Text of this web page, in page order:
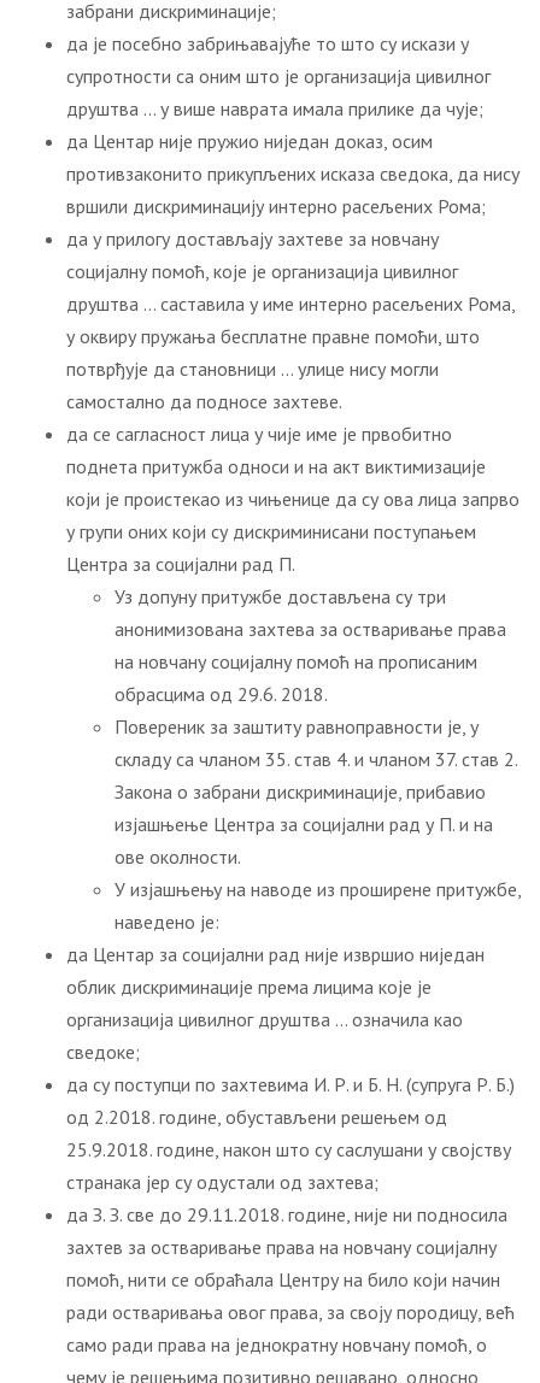
забрани дискриминације;
да је посебно забрињавајуће то што су искази у
супротности са оним што је организација цивилног
друштва … у више наврата имала прилике да чује;
да Центар није пружио ниједан доказ, осим
противзаконито прикупљених исказа сведока, да нису
вршили дискриминацију интерно расељених Рома;
да у прилогу достављају захтеве за новчану
социјалну помоћ, које је организација цивилног
друштва … саставила у име интерно расељених Рома,
у оквиру пружања бесплатне правне помоћи, што
потврђује да становници … улице нису могли
самостално да подносе захтеве.
да се сагласност лица у чије име је првобитно
поднета притужба односи и на акт виктимизације
који је проистекао из чињенице да су ова лица запрво
у групи оних који су дискриминисани поступањем
Центра за социјални рад П.
Уз допуну притужбе достављена су три
анонимизована захтева за остваривање права
на новчану социјалну помоћ на прописаним
обрасцима од 29.6. 2018.
Повереник за заштиту равноправности је, у
складу са чланом 35. став 4. и чланом 37. став 2.
Закона о забрани дискриминације, прибавио
изјашњење Центра за социјални рад у П. и на
ове околности.
У изјашњењу на наводе из проширене притужбе,
наведено је:
да Центар за социјални рад није извршио ниједан
облик дискриминације према лицима које је
организација цивилног друштва … означила као
сведоке;
да су поступци по захтевима И. Р. и Б. Н. (супруга Р. Б.)
од 2.2018. године, обустављени решењем од
25.9.2018. године, након што су саслушани у својству
странака јер су одустали од захтева;
да З. З. све до 29.11.2018. године, није ни подносила
захтев за остваривање права на новчану социјалну
помоћ, нити се обраћала Центру на било који начин
ради остваривања овог права, за своју породицу, већ
само ради права на једнократну новчану помоћ, о
чему је решењима позитивно решавано, односно